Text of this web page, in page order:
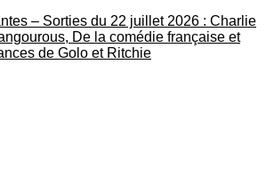
– Sorties du 22 juillet 2026 : Charlie
De la comédie française et
de Golo et Ritchie